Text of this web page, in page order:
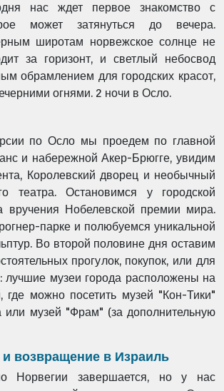
нас ждет первое знакомство с
может затянуться до вечера.
широтам норвежское солнце не
за горизонт, и светлый небосвод
обрамлением для городских красот,
огнями. 2 ночи в Осло.
по Осло мы проедем по главной
и набережной Акер-Брюгге, увидим
Королевский дворец и необычный
театра. Остановимся у городской
вручения Нобелевской премии мира.
парке и полюбуемся уникальной
Во второй половине дня оставим
прогулок, покупок, или для
лучшие музеи города расположены на
где можно посетить музей "Кон-Тики"
или музей "Фрам" (за дополнительную
возвращение в Израиль
Норвегии завершается, но у нас